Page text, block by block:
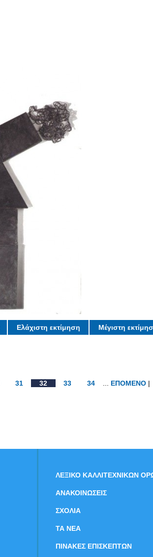
Ελάχιστη εκτίμηση Μέγιστη
31 32 33 34 ΕΠΟΜΕΝΟ |
ΛΕΞΙΚΟ ΚΑΛΛΙΤΕΧΝΙΚΩΝ
ΑΝΑΚΟΙΝΩΣΕΙΣ
ΣΧΟΛΙΑ
ΤΑ ΝEΑ
ΠΙΝΑΚΕΣ ΕΠΙΣΚΕΠΤΩΝ